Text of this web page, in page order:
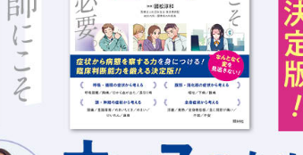
ム血症などの、
生命を脅かす可能性がある電